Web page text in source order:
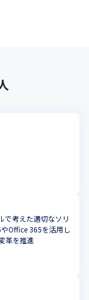
で考えた適切なソリ
Office 365を活用し
革を推進